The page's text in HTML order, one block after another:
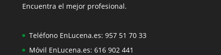
Encuentra el mejor profesional.
Teléfono EnLucena.es: 957 51 70 33
Móvil EnLucena.es: 616 902 441